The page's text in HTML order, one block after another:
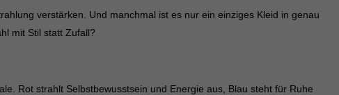
verstärken. Und manchmal ist es nur ein einziges Kleid in genau
mit Stil statt Zufall?
Rot strahlt Selbstbewusstsein und Energie aus, Blau steht für Ruhe